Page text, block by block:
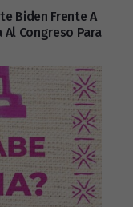
Biden Frente A
Al Congreso Para